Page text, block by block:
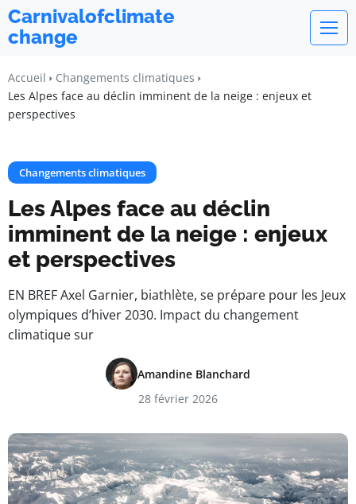
Carnivalofclimate
change
Accueil
Changements climatiques
Les Alpes face au déclin imminent de la neige : enjeux et
perspectives
Changements climatiques
Les Alpes face au déclin
imminent de la neige : enjeux
et perspectives
EN BREF Axel Garnier, biathlète, se prépare pour les Jeux
olympiques d’hiver 2030. Impact du changement
climatique sur
Amandine Blanchard
28 février 2026